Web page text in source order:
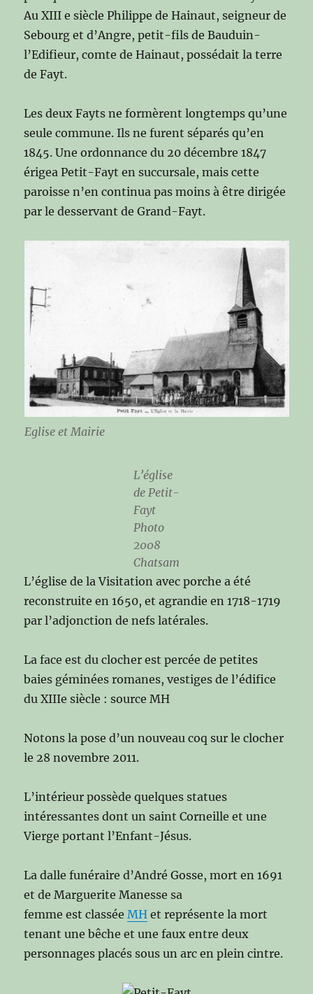
Au XIII e siècle Philippe de Hainaut, seigneur de
Sebourg et d’Angre, petit-fils de Bauduin-
l’Edifieur, comte de Hainaut, possédait la terre
de Fayt.
Les deux Fayts ne formèrent longtemps qu’une
seule commune. Ils ne furent séparés qu’en
1845. Une ordonnance du 20 décembre 1847
érigea Petit-Fayt en succursale, mais cette
paroisse n’en continua pas moins à être dirigée
par le desservant de Grand-Fayt.
Eglise et Mairie
L’église
de Petit-
Fayt
Photo
2008
Chatsam
L’église de la Visitation avec porche a été
reconstruite en 1650, et agrandie en 1718-1719
par l’adjonction de nefs latérales.
La face est du clocher est percée de petites
baies géminées romanes, vestiges de l’édifice
du XIIIe siècle : source MH
Notons la pose d’un nouveau coq sur le clocher
le 28 novembre 2011.
L’intérieur possède quelques statues
intéressantes dont un saint Corneille et une
Vierge portant l’Enfant-Jésus.
La dalle funéraire d’André Gosse, mort en 1691
et de Marguerite Manesse sa
femme est classée MH et représente la mort
tenant une bêche et une faux entre deux
personnages placés sous un arc en plein cintre.